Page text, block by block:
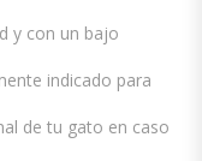
y con un bajo
indicado para
de tu gato en caso